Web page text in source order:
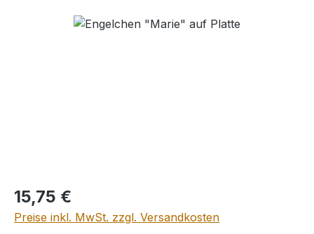
Bildergalerie überspringen
Regulärer Preis:
15,75 €
Preise inkl. MwSt. zzgl. Versandkosten